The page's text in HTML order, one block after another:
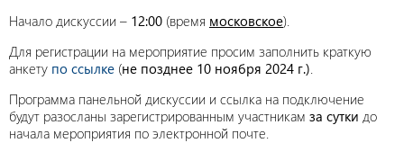
Начало дискуссии – 12:00 (время московское).
Для регистрации на мероприятие просим заполнить краткую
анкету по ссылке (не позднее 10 ноября 2024 г.).
Программа панельной дискуссии и ссылка на подключение
будут разосланы зарегистрированным участникам за сутки до
начала мероприятия по электронной почте.